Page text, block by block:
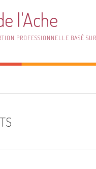
l'Ache
PROFESSIONNELLE BASÉ